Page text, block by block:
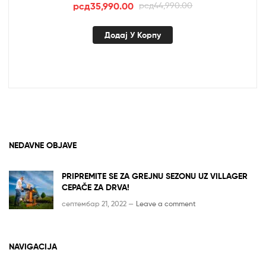
рсд44,990.00
Оригинална
је
рсд35,990.00Тренутна
је:
Додај У Корпу
NEDAVNE OBJAVE
PRIPREMITE SE ZA GREJNU SEZONU UZ VILLAGER
CEPAČE ZA DRVA!
септембар 21, 2022 — Leave a comment
NAVIGACIJA